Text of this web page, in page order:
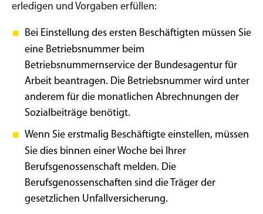
erledigen und Vorgaben erfüllen:
Bei Einstellung des ersten Beschäftigten müssen Sie
eine Betriebsnummer beim
Betriebsnummernservice der Bundesagentur für
Arbeit beantragen. Die Betriebsnummer wird unter
anderem für die monatlichen Abrechnungen der
Sozialbeiträge benötigt.
Wenn Sie erstmalig Beschäftigte einstellen, müssen
Sie dies binnen einer Woche bei Ihrer
Berufsgenossenschaft melden. Die
Berufsgenossenschaften sind die Träger der
gesetzlichen Unfallversicherung.